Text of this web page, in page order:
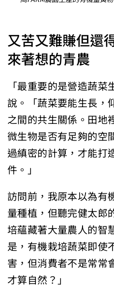
又苦又難賺但
來著想的青農
「最重要的是營造蔬
說。「蔬菜要能生長
之間的共生關係。田
微生物是否有足夠的
過縝密的計算，才能
件。」
訪問前，我原本以為
量種植，但聽完健太
培蘊藏著大量農人的
是，有機栽培蔬菜即
害，但消費者不是常
才算自然？」